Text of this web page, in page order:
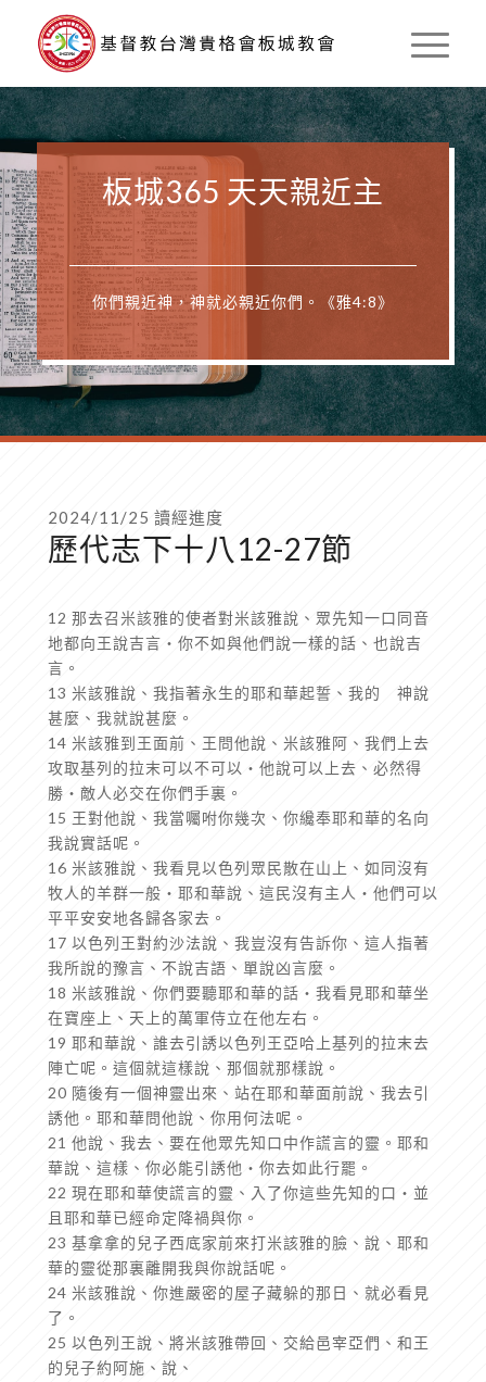
板城365 天天親近主
你們親近神，神就必親近你們。《雅4:8》
2024/11/25 讀經進度
歷代志下十八12-27節
12 那去召米該雅的使者對米該雅說、眾先知一口同音
地都向王說吉言‧你不如與他們說一樣的話、也說吉
言。
13 米該雅說、我指著永生的耶和華起誓、我的 神說
甚麼、我就說甚麼。
14 米該雅到王面前、王問他說、米該雅阿、我們上去
攻取基列的拉末可以不可以‧他說可以上去、必然得
勝‧敵人必交在你們手裏。
15 王對他說、我當囑咐你幾次、你纔奉耶和華的名向
我說實話呢。
16 米該雅說、我看見以色列眾民散在山上、如同沒有
牧人的羊群一般‧耶和華說、這民沒有主人‧他們可以
平平安安地各歸各家去。
17 以色列王對約沙法說、我豈沒有告訴你、這人指著
我所說的豫言、不說吉語、單說凶言麼。
18 米該雅說、你們要聽耶和華的話‧我看見耶和華坐
在寶座上、天上的萬軍侍立在他左右。
19 耶和華說、誰去引誘以色列王亞哈上基列的拉末去
陣亡呢。這個就這樣說、那個就那樣說。
20 隨後有一個神靈出來、站在耶和華面前說、我去引
誘他。耶和華問他說、你用何法呢。
21 他說、我去、要在他眾先知口中作謊言的靈。耶和
華說、這樣、你必能引誘他‧你去如此行罷。
22 現在耶和華使謊言的靈、入了你這些先知的口‧並
且耶和華已經命定降禍與你。
23 基拿拿的兒子西底家前來打米該雅的臉、說、耶和
華的靈從那裏離開我與你說話呢。
24 米該雅說、你進嚴密的屋子藏躲的那日、就必看見
了。
25 以色列王說、將米該雅帶回、交給邑宰亞們、和王
的兒子約阿施、說、